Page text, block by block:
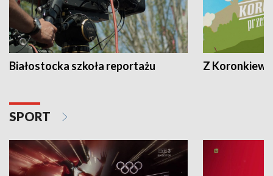
Białostocka szkoła reportażu Z
SPORT